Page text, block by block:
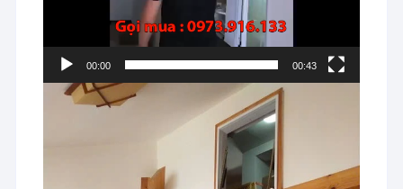
00:00 00:43